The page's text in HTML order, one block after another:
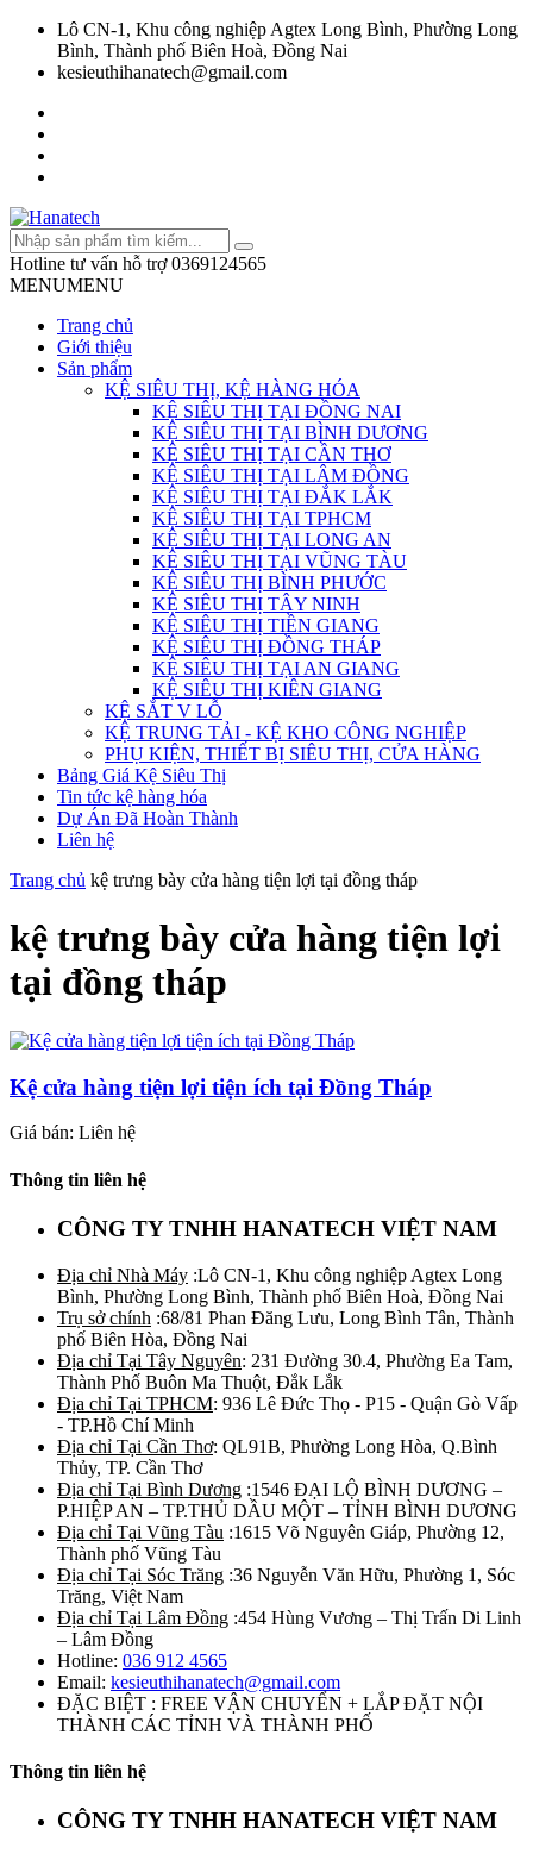
Lô CN-1, Khu công nghiệp Agtex Long Bình, Phường Long
Bình, Thành phố Biên Hoà, Đồng Nai
kesieuthihanatech@gmail.com
Hotline tư vấn hỗ trợ 0369124565
MENUMENU
Trang chủ
Giới thiệu
Sản phẩm
KỆ SIÊU THỊ, KỆ HÀNG HÓA
KỆ SIÊU THỊ TẠI ĐỒNG NAI
KỆ SIÊU THỊ TẠI BÌNH DƯƠNG
KỆ SIÊU THỊ TẠI CẦN THƠ
KỆ SIÊU THỊ TẠI LÂM ĐỒNG
KỆ SIÊU THỊ TẠI ĐẮK LẮK
KỆ SIÊU THỊ TẠI TPHCM
KỆ SIÊU THỊ TẠI LONG AN
KỆ SIÊU THỊ TẠI VŨNG TÀU
KỆ SIÊU THỊ BÌNH PHƯỚC
KỆ SIÊU THỊ TÂY NINH
KỆ SIÊU THỊ TIỀN GIANG
KỆ SIÊU THỊ ĐỒNG THÁP
KỆ SIÊU THỊ TẠI AN GIANG
KỆ SIÊU THỊ KIÊN GIANG
KỆ SẮT V LỖ
KỆ TRUNG TẢI - KỆ KHO CÔNG NGHIỆP
PHỤ KIỆN, THIẾT BỊ SIÊU THỊ, CỬA HÀNG
Bảng Giá Kệ Siêu Thị
Tin tức kệ hàng hóa
Dự Án Đã Hoàn Thành
Liên hệ
Trang chủ kệ trưng bày cửa hàng tiện lợi tại đồng tháp
kệ trưng bày cửa hàng tiện lợi
tại đồng tháp
Kệ cửa hàng tiện lợi tiện ích tại Đồng Tháp
Giá bán: Liên hệ
Thông tin liên hệ
CÔNG TY TNHH HANATECH VIỆT NAM
Địa chỉ Nhà Máy :Lô CN-1, Khu công nghiệp Agtex Long
Bình, Phường Long Bình, Thành phố Biên Hoà, Đồng Nai
Trụ sở chính :68/81 Phan Đăng Lưu, Long Bình Tân, Thành
phố Biên Hòa, Đồng Nai
Địa chỉ Tại Tây Nguyên: 231 Đường 30.4, Phường Ea Tam,
Thành Phố Buôn Ma Thuột, Đắk Lắk
Địa chỉ Tại TPHCM: 936 Lê Đức Thọ - P15 - Quận Gò Vấp
- TP.Hồ Chí Minh
Địa chỉ Tại Cần Thơ: QL91B, Phường Long Hòa, Q.Bình
Thủy, TP. Cần Thơ
Địa chỉ Tại Bình Dương :1546 ĐẠI LỘ BÌNH DƯƠNG –
P.HIỆP AN – TP.THỦ DẦU MỘT – TỈNH BÌNH DƯƠNG
Địa chỉ Tại Vũng Tàu :1615 Võ Nguyên Giáp, Phường 12,
Thành phố Vũng Tàu
Địa chỉ Tại Sóc Trăng :36 Nguyễn Văn Hữu, Phường 1, Sóc
Trăng, Việt Nam
Địa chỉ Tại Lâm Đồng :454 Hùng Vương – Thị Trấn Di Linh
– Lâm Đồng
Hotline: 036 912 4565
Email: kesieuthihanatech@gmail.com
ĐẶC BIỆT : FREE VẬN CHUYỂN + LẮP ĐẶT NỘI
THÀNH CÁC TỈNH VÀ THÀNH PHỐ
Thông tin liên hệ
CÔNG TY TNHH HANATECH VIỆT NAM